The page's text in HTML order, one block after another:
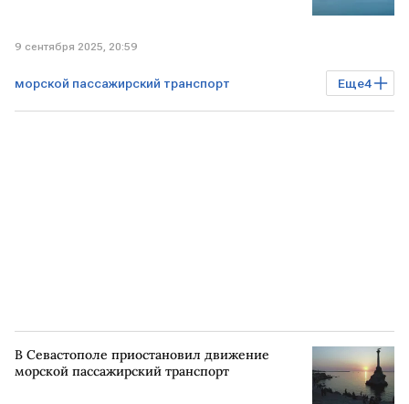
9 сентября 2025, 20:59
Еще4
морской пассажирский транспорт
Происшествия СЕВАСТОПОЛЬ
В Севастополе приостановил движение
морской пассажирский транспорт